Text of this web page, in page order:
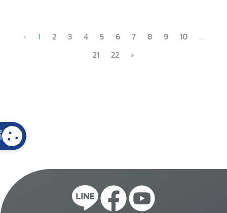
‹ 1 2 3 4 5 6 7 8 9 10
...
21
22 ›